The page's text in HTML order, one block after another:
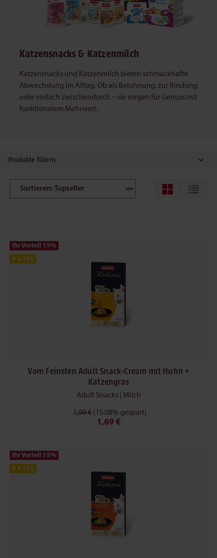
Katzensnacks & Katzenmilch
Katzensnacks und Katzenmilch bieten schmackhafte
Abwechslung im Alltag. Ob als Belohnung, zur Bindung
oder einfach zwischendurch – sie sorgen für Genuss mit
funktionalem Mehrwert.
Produkte filtern
Ihr Vorteil 15%
6 x 15g
Vom Feinsten Adult Snack-Cream mit Huhn +
Katzengras
Adult Snacks | Milch
1,99 € (15.08% gespart)
1,69 €
Ihr Vorteil 15%
6 x 15g